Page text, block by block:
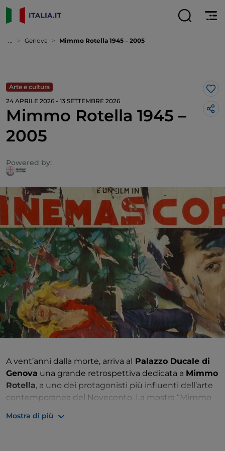
... Genova Mimmo Rotella 1945 – 2005
Arte e cultura
24 APRILE 2026 - 13 SETTEMBRE 2026
Mimmo Rotella 1945 –
2005
Powered by:
A vent’anni dalla morte, arriva al Palazzo Ducale di
Genova una grande retrospettiva dedicata a Mimmo
Rotella, a uno dei protagonisti più influenti dell’arte
contemporanea del Novecento. La mostra “Mimmo
in collaborazione con la Fondazione Mimmo Rotella,
Mostra di più